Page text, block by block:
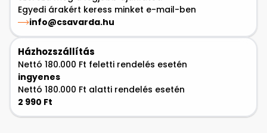
Egyedi árakért keress minket e-mail-ben
info@csavarda.hu
Házhozszállítás
Nettó 180.000 Ft feletti rendelés esetén
ingyenes
Nettó 180.000 Ft alatti rendelés esetén
2 990 Ft